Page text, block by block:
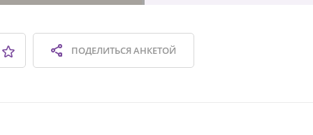
ПОДЕЛИТЬСЯАНКЕТОЙ